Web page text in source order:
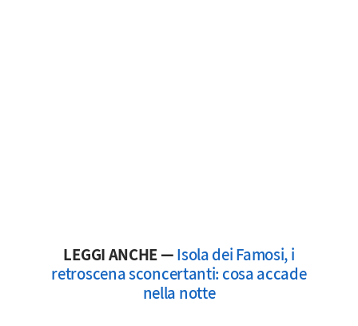
LEGGI ANCHE —Isola dei Famosi, i
retroscena sconcertanti: cosa accade
nella notte